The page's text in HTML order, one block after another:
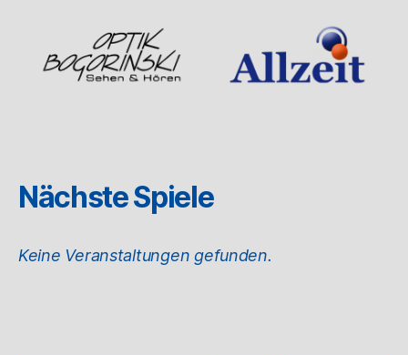
Nächste Spiele
Keine Veranstaltungen gefunden.